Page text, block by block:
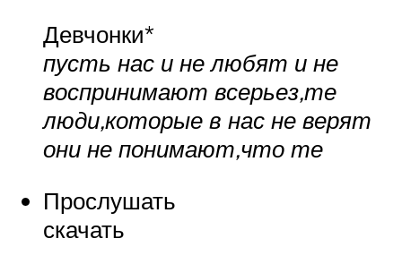
Девчонки*
пусть нас и не любят и не
воспринимают всерьез,те
люди,которые в нас не верят
они не понимают,что те
Прослушать
скачать